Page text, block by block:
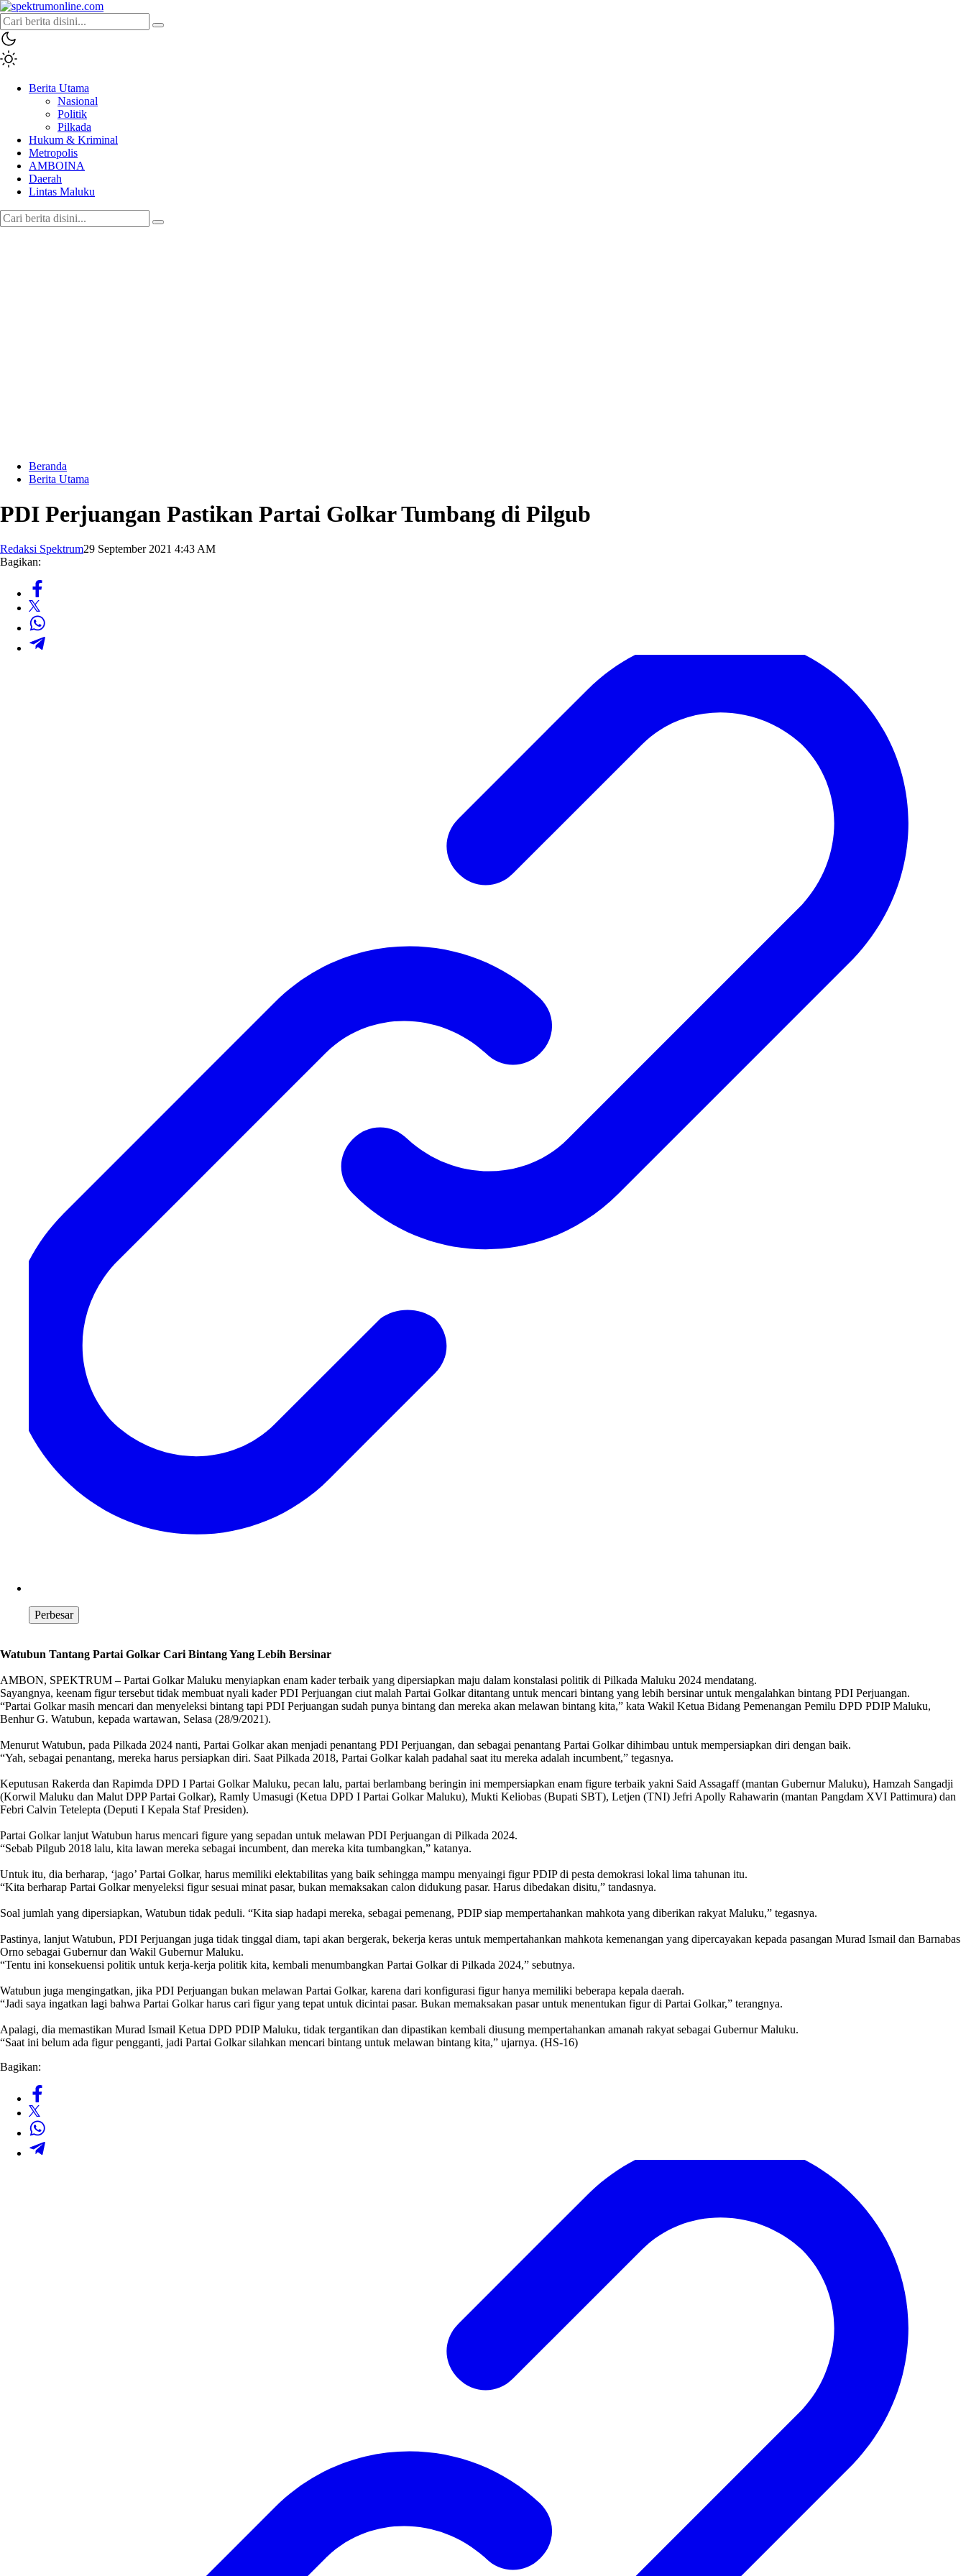
spektrumonline.com
Berita Utama
Nasional
Politik
Pilkada
Hukum & Kriminal
Metropolis
AMBOINA
Daerah
Lintas Maluku
Beranda
Berita Utama
PDI Perjuangan Pastikan Partai Golkar Tumbang di Pilgub
Redaksi Spektrum29 September 2021 4:43 AM
Bagikan:
Perbesar
Watubun Tantang Partai Golkar Cari Bintang Yang Lebih Bersinar
AMBON, SPEKTRUM – Partai Golkar Maluku menyiapkan enam kader terbaik yang dipersiapkan maju dalam konstalasi politik di Pilkada Maluku 2024 mendatang.
Sayangnya, keenam figur tersebut tidak membuat nyali kader PDI Perjuangan ciut malah Partai Golkar ditantang untuk mencari bintang yang lebih bersinar untuk mengalahkan bintang PDI Perjuangan.
“Partai Golkar masih mencari dan menyeleksi bintang tapi PDI Perjuangan sudah punya bintang dan mereka akan melawan bintang kita,” kata Wakil Ketua Bidang Pemenangan Pemilu DPD PDIP Maluku,
Benhur G. Watubun, kepada wartawan, Selasa (28/9/2021).
Menurut Watubun, pada Pilkada 2024 nanti, Partai Golkar akan menjadi penantang PDI Perjuangan, dan sebagai penantang Partai Golkar dihimbau untuk mempersiapkan diri dengan baik.
“Yah, sebagai penantang, mereka harus persiapkan diri. Saat Pilkada 2018, Partai Golkar kalah padahal saat itu mereka adalah incumbent,” tegasnya.
Keputusan Rakerda dan Rapimda DPD I Partai Golkar Maluku, pecan lalu, partai berlambang beringin ini mempersiapkan enam figure terbaik yakni Said Assagaff (mantan Gubernur Maluku), Hamzah Sangadji
(Korwil Maluku dan Malut DPP Partai Golkar), Ramly Umasugi (Ketua DPD I Partai Golkar Maluku), Mukti Keliobas (Bupati SBT), Letjen (TNI) Jefri Apolly Rahawarin (mantan Pangdam XVI Pattimura) dan
Febri Calvin Tetelepta (Deputi I Kepala Staf Presiden).
Partai Golkar lanjut Watubun harus mencari figure yang sepadan untuk melawan PDI Perjuangan di Pilkada 2024.
“Sebab Pilgub 2018 lalu, kita lawan mereka sebagai incumbent, dan mereka kita tumbangkan,” katanya.
Untuk itu, dia berharap, ‘jago’ Partai Golkar, harus memiliki elektabilitas yang baik sehingga mampu menyaingi figur PDIP di pesta demokrasi lokal lima tahunan itu.
“Kita berharap Partai Golkar menyeleksi figur sesuai minat pasar, bukan memaksakan calon didukung pasar. Harus dibedakan disitu,” tandasnya.
Soal jumlah yang dipersiapkan, Watubun tidak peduli. “Kita siap hadapi mereka, sebagai pemenang, PDIP siap mempertahankan mahkota yang diberikan rakyat Maluku,” tegasnya.
Pastinya, lanjut Watubun, PDI Perjuangan juga tidak tinggal diam, tapi akan bergerak, bekerja keras untuk mempertahankan mahkota kemenangan yang dipercayakan kepada pasangan Murad Ismail dan Barnabas
Orno sebagai Gubernur dan Wakil Gubernur Maluku.
“Tentu ini konsekuensi politik untuk kerja-kerja politik kita, kembali menumbangkan Partai Golkar di Pilkada 2024,” sebutnya.
Watubun juga mengingatkan, jika PDI Perjuangan bukan melawan Partai Golkar, karena dari konfigurasi figur hanya memiliki beberapa kepala daerah.
“Jadi saya ingatkan lagi bahwa Partai Golkar harus cari figur yang tepat untuk dicintai pasar. Bukan memaksakan pasar untuk menentukan figur di Partai Golkar,” terangnya.
Apalagi, dia memastikan Murad Ismail Ketua DPD PDIP Maluku, tidak tergantikan dan dipastikan kembali diusung mempertahankan amanah rakyat sebagai Gubernur Maluku.
“Saat ini belum ada figur pengganti, jadi Partai Golkar silahkan mencari bintang untuk melawan bintang kita,” ujarnya. (HS-16)
Bagikan: